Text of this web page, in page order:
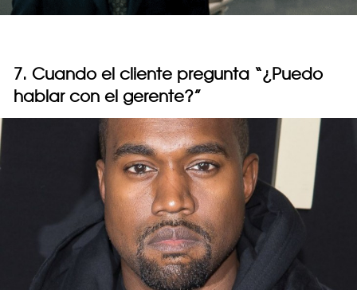
7. Cuando el cliente pregunta “¿Puedo
hablar con el gerente?”